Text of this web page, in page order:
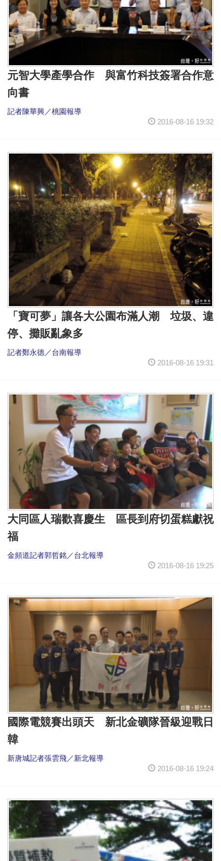
元智大學產學合作 與富竹科技簽署合作意
向書
記者陳華興／桃園報導
2016-08-16 19:32
「寶可夢」讓各大公園布滿人潮 垃圾、違
停、攤販亂象多
記者鄭永德／台南報導
2016-08-16 19:31
大同區人瑞歡喜慶生 區長到府切蛋糕獻祝
福
金頻道記者郭哲銘／台北報導
2016-08-16 19:25
國際電競賽出頭天 新北金礦隊晉級迎戰日
韓
新唐城記者張雲飛／新北報導
2016-08-16 19:24